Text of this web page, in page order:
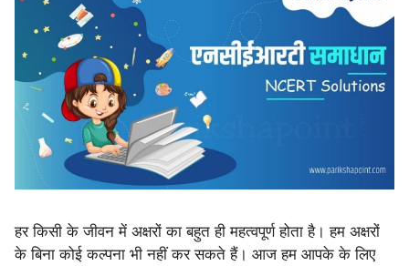
हर किसी के जीवन में अक्षरों का बहुत ही महत्वपूर्ण होता है। हम अक्षरों
के बिना कोई कल्पना भी नहीं कर सकते हैं। आज हम आपके के लिए